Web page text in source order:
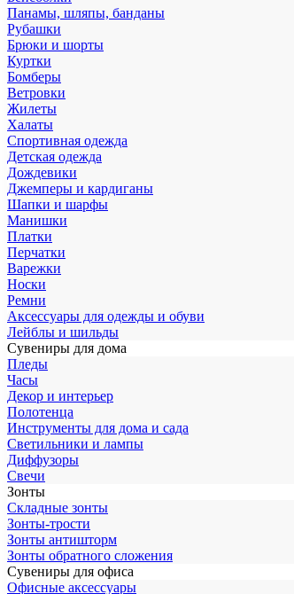
Панамы, шляпы, банданы
Рубашки
Брюки и шорты
Куртки
Бомберы
Ветровки
Жилеты
Халаты
Спортивная одежда
Детская одежда
Дождевики
Джемперы и кардиганы
Шапки и шарфы
Манишки
Платки
Перчатки
Варежки
Носки
Ремни
Аксессуары для одежды и обуви
Лейблы и шильды
Сувениры для дома
Пледы
Часы
Декор и интерьер
Полотенца
Инструменты для дома и сада
Светильники и лампы
Диффузоры
Свечи
Зонты
Складные зонты
Зонты-трости
Зонты антишторм
Зонты обратного сложения
Сувениры для офиса
Офисные аксессуары